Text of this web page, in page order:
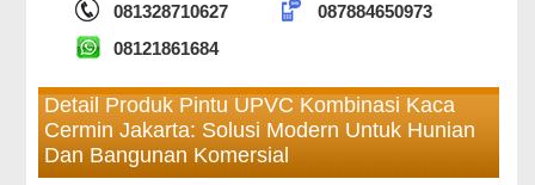
081328710627
087884650973
08121861684
Detail Produk Pintu UPVC Kombinasi Kaca
Cermin Jakarta: Solusi Modern Untuk Hunian
Dan Bangunan Komersial